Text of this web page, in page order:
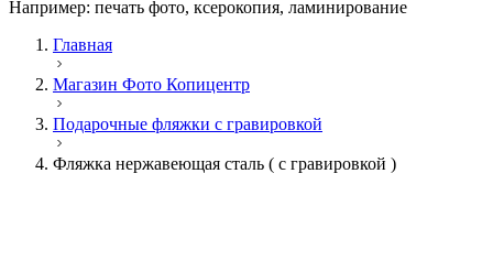
Например: печать фото, ксерокопия, ламинирование
Главная
Магазин Фото Копицентр
Подарочные фляжки с гравировкой
Фляжка нержавеющая сталь ( с гравировкой )